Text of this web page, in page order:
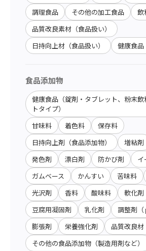
調理食品 その他の加工食品 飲
品質改良素材（食品扱い）
日持向上材（食品扱い） 健康食品
食品添加物
健康食品（錠剤・タブレット、粉末飲
トタイプ）
甘味料 着色料 保存料
日持向上剤（食品添加物） 増粘剤
発色剤 漂白剤 防かび剤 イ
ガムベース かんすい 苦味料
光沢剤 香料 酸味料 軟化剤
豆腐用凝固剤 乳化剤 調整剤（
膨張剤 栄養強化剤 品質改良材
その他の食品添加物（製造用剤など）